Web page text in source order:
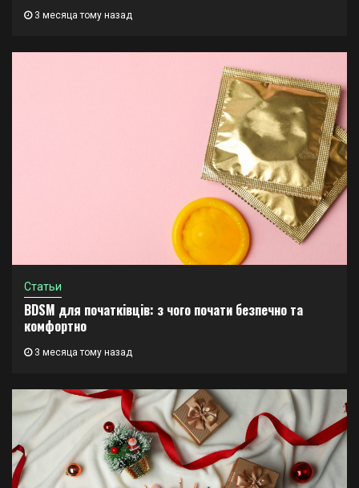
3 месяца тому назад
Статьи
BDSM для початківців: з чого почати безпечно та
комфортно
3 месяца тому назад